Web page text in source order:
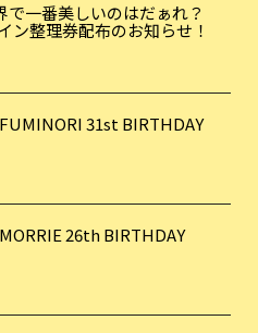
で一番美しいのはだぁれ？
ン整理券配布のお知らせ！
31st BIRTHDAY
26th BIRTHDAY